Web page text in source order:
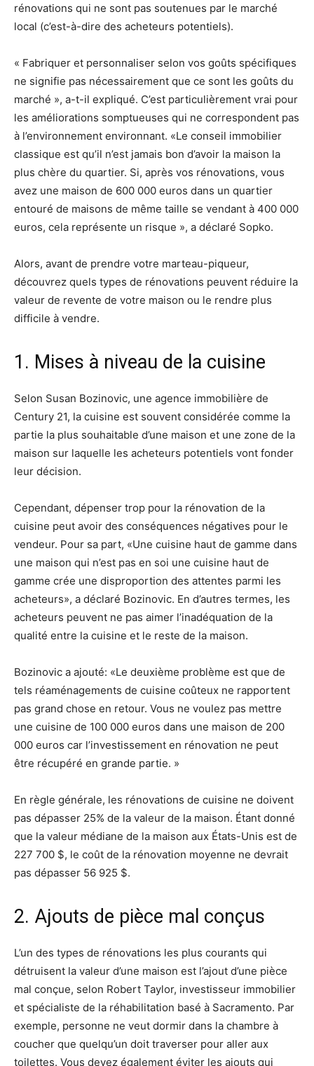
rénovations qui ne sont pas soutenues par le marché
local (c’est-à-dire des acheteurs potentiels).
« Fabriquer et personnaliser selon vos goûts spécifiques
ne signifie pas nécessairement que ce sont les goûts du
marché », a-t-il expliqué. C’est particulièrement vrai pour
les améliorations somptueuses qui ne correspondent pas
à l’environnement environnant. «Le conseil immobilier
classique est qu’il n’est jamais bon d’avoir la maison la
plus chère du quartier. Si, après vos rénovations, vous
avez une maison de 600 000 euros dans un quartier
entouré de maisons de même taille se vendant à 400 000
euros, cela représente un risque », a déclaré Sopko.
Alors, avant de prendre votre marteau-piqueur,
découvrez quels types de rénovations peuvent réduire la
valeur de revente de votre maison ou le rendre plus
difficile à vendre.
1. Mises à niveau de la cuisine
Selon Susan Bozinovic, une agence immobilière de
Century 21, la cuisine est souvent considérée comme la
partie la plus souhaitable d’une maison et une zone de la
maison sur laquelle les acheteurs potentiels vont fonder
leur décision.
Cependant, dépenser trop pour la rénovation de la
cuisine peut avoir des conséquences négatives pour le
vendeur. Pour sa part, «Une cuisine haut de gamme dans
une maison qui n’est pas en soi une cuisine haut de
gamme crée une disproportion des attentes parmi les
acheteurs», a déclaré Bozinovic. En d’autres termes, les
acheteurs peuvent ne pas aimer l’inadéquation de la
qualité entre la cuisine et le reste de la maison.
Bozinovic a ajouté: «Le deuxième problème est que de
tels réaménagements de cuisine coûteux ne rapportent
pas grand chose en retour. Vous ne voulez pas mettre
une cuisine de 100 000 euros dans une maison de 200
000 euros car l’investissement en rénovation ne peut
être récupéré en grande partie. »
En règle générale, les rénovations de cuisine ne doivent
pas dépasser 25% de la valeur de la maison. Étant donné
que la valeur médiane de la maison aux États-Unis est de
227 700 $, le coût de la rénovation moyenne ne devrait
pas dépasser 56 925 $.
2. Ajouts de pièce mal conçus
L’un des types de rénovations les plus courants qui
détruisent la valeur d’une maison est l’ajout d’une pièce
mal conçue, selon Robert Taylor, investisseur immobilier
et spécialiste de la réhabilitation basé à Sacramento. Par
exemple, personne ne veut dormir dans la chambre à
coucher que quelqu’un doit traverser pour aller aux
toilettes. Vous devez également éviter les ajouts qui